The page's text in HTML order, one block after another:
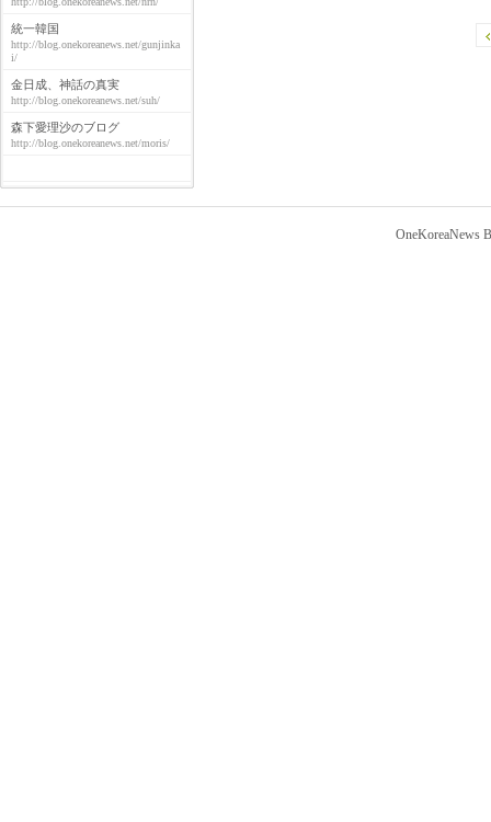
統一韓国
http://blog.onekoreanews.net/gunjinka
i/
金日成、神話の真実
http://blog.onekoreanews.net/suh/
森下愛理沙のブログ
http://blog.onekoreanews.net/moris/
OneKoreaNews